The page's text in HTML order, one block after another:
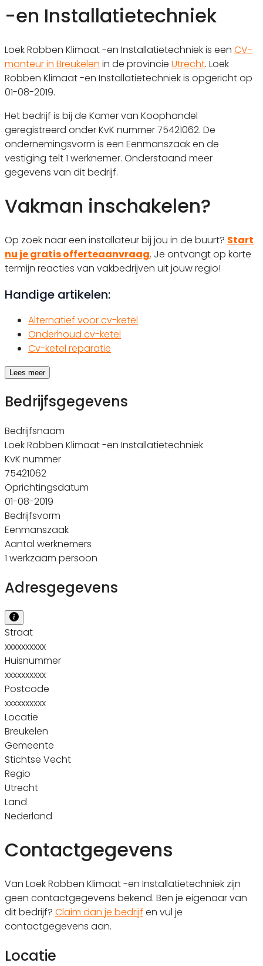
-en Installatietechniek
Loek Robben Klimaat -en Installatietechniek is een CV-
monteur in Breukelen in de provincie Utrecht. Loek
Robben Klimaat -en Installatietechniek is opgericht op
01-08-2019.
Het bedrijf is bij de Kamer van Koophandel
geregistreerd onder KvK nummer 75421062. De
ondernemingsvorm is een Eenmanszaak en de
vestiging telt 1 werknemer. Onderstaand meer
gegevens van dit bedrijf.
Vakman inschakelen?
Op zoek naar een installateur bij jou in de buurt? Start
nu je gratis offerteaanvraag. Je ontvangt op korte
termijn reacties van vakbedrijven uit jouw regio!
Handige artikelen:
Alternatief voor cv-ketel
Onderhoud cv-ketel
Cv-ketel reparatie
Lees meer
Bedrijfsgegevens
Bedrijfsnaam
Loek Robben Klimaat -en Installatietechniek
KvK nummer
75421062
Oprichtingsdatum
01-08-2019
Bedrijfsvorm
Eenmanszaak
Aantal werknemers
1 werkzaam persoon
Adresgegevens
Straat
xxxxxxxxxx
Huisnummer
xxxxxxxxxx
Postcode
xxxxxxxxxx
Locatie
Breukelen
Gemeente
Stichtse Vecht
Regio
Utrecht
Land
Nederland
Contactgegevens
Van Loek Robben Klimaat -en Installatietechniek zijn
geen contactgegevens bekend. Ben je eigenaar van
dit bedrijf? Claim dan je bedrijf en vul je
contactgegevens aan.
Locatie